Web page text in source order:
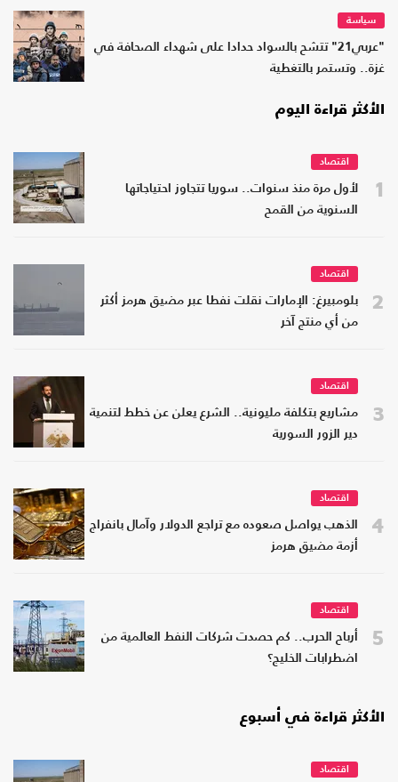
سياسة
"عربي21" تتشح بالسواد حدادا على شهداء الصحافة في
غزة.. وتستمر بالتغطية
الأكثر قراءة اليوم
1
اقتصاد
لأول مرة منذ سنوات.. سوريا تتجاوز احتياجاتها
السنوية من القمح
2
اقتصاد
بلومبيرغ: الإمارات نقلت نفطا عبر مضيق هرمز أكثر
من أي منتج آخر
3
اقتصاد
مشاريع بتكلفة مليونية.. الشرع يعلن عن خطط لتنمية
دير الزور السورية
4
اقتصاد
الذهب يواصل صعوده مع تراجع الدولار وآمال بانفراج
أزمة مضيق هرمز
5
اقتصاد
أرباح الحرب.. كم حصدت شركات النفط العالمية من
اضطرابات الخليج؟
الأكثر قراءة في أسبوع
اقتصاد